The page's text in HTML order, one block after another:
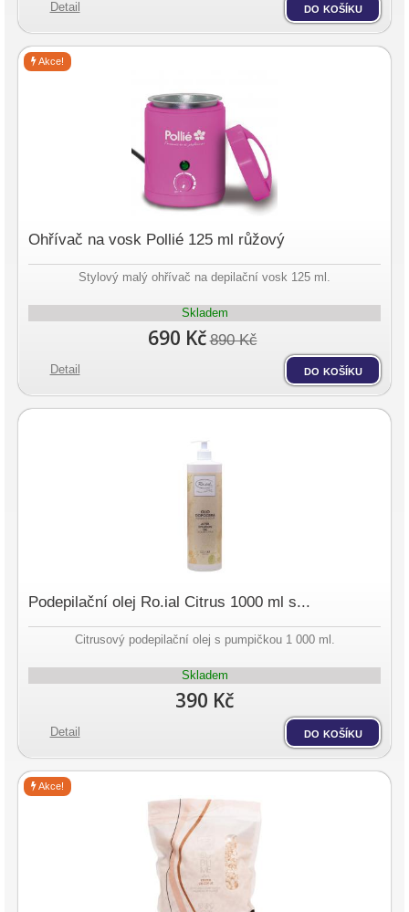
Detail do košíku
Ohřívač na vosk Pollié 125 ml růžový
Stylový malý ohřívač na depilační vosk 125 ml.
Skladem
690 Kč 890 Kč
Akce!
Detail do košíku
Podepilační olej Ro.ial Citrus 1000 ml s...
Citrusový podepilační olej s pumpičkou 1 000 ml.
Skladem
390 Kč
Detail do košíku
Akce!